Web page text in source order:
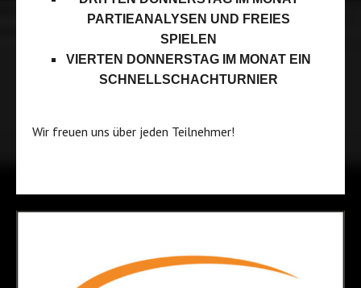
PARTIEANALYSEN UND FREIES
SPIELEN
VIERTEN DONNERSTAG IM MONAT EIN
SCHNELLSCHACHTURNIER
Wir freuen uns über jeden Teilnehmer!